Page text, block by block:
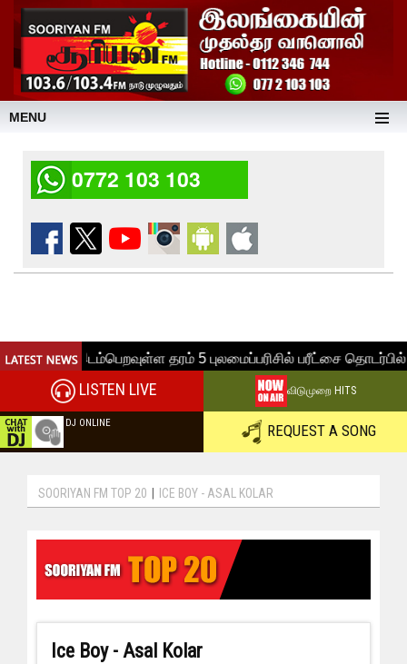
MENU
0772 103 103
LISTEN LIVE விடுமுறை HITS
DJ ONLINE REQUEST A SONG
SOORIYAN FM TOP 20 ICE BOY - ASAL KOLAR
Ice Boy - Asal Kolar